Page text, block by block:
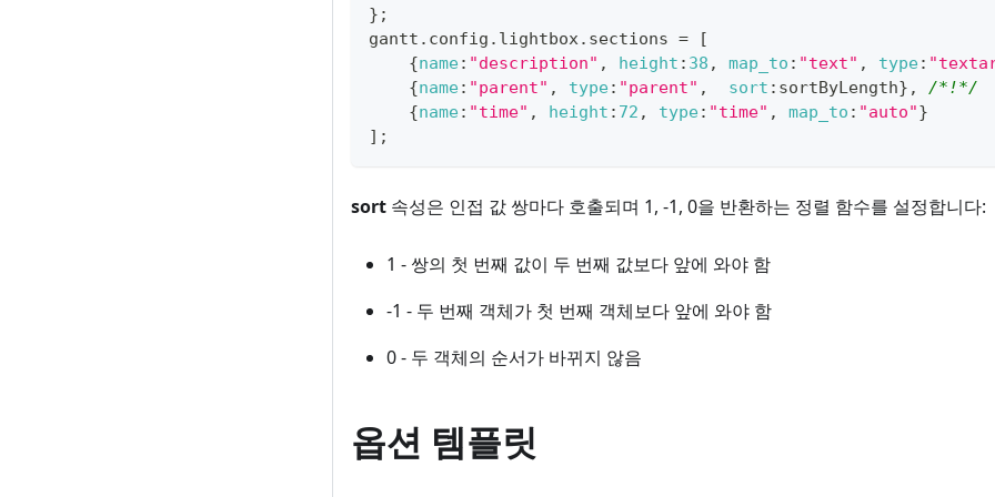
} ;
gantt . config . lightbox. sections =
[
{name: "description" , height : 38 , map_to : "text" , type:
{name: "parent" , type: "parent" , sort : sortByLength} ,
/*!*/
{name: "time" , height : 72 , type: "time" , map_to : "auto"}
] ;
sort 속성은 인접 값 쌍마다 호출되며 1, -1, 0을 반환하는 정렬 함수를 설정합니다:
1 - 쌍의 첫 번째 값이 두 번째 값보다 앞에 와야 함
-1 - 두 번째 객체가 첫 번째 객체보다 앞에 와야 함
0 - 두 객체의 순서가 바뀌지 않음
옵션 템플릿